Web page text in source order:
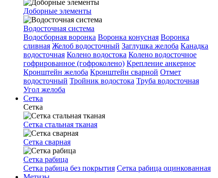
Доборные элементы
Водосточная система
Водосборная воронка Воронка конусная Воронка
сливная Желоб водосточный Заглушка желоба Канадка
водосточная Колено водостока Колено водосточное
гофрированное (гофроколено) Крепление анкерное
Кронштейн желоба Кронштейн сварной Отмет
водосточный Тройник водостока Труба водосточная
Угол желоба
Сетка
Сетка
Сетка стальная тканая
Сетка сварная
Сетка рабица
Сетка рабица без покрытия Сетка рабица оцинкованная